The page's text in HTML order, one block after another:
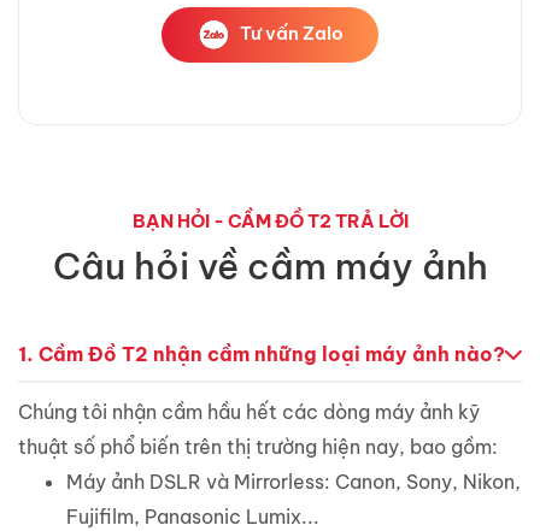
Tư vấn Zalo
BẠN HỎI - CẦM ĐỒ T2 TRẢ LỜI
Câu hỏi về cầm máy ảnh
1. Cầm Đồ T2 nhận cầm những loại máy ảnh nào?
Chúng tôi nhận cầm hầu hết các dòng máy ảnh kỹ
thuật số phổ biến trên thị trường hiện nay, bao gồm:
Máy ảnh DSLR và Mirrorless: Canon, Sony, Nikon,
Fujifilm, Panasonic Lumix...